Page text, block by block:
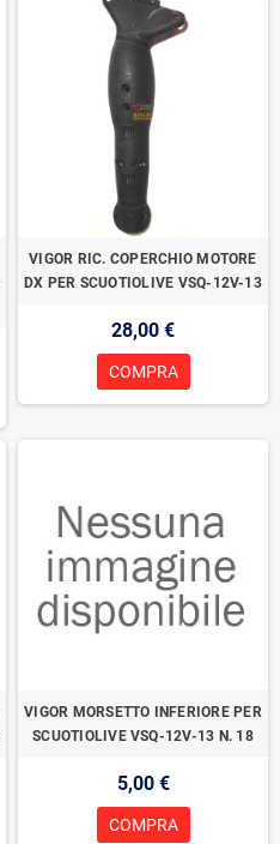
VIGOR RIC. COPERCHIO MOTORE
DX PER SCUOTIOLIVE VSQ-12V-13
28,00 €
COMPRA
VIGOR MORSETTO INFERIORE PER
SCUOTIOLIVE VSQ-12V-13 N. 18
5,00 €
COMPRA